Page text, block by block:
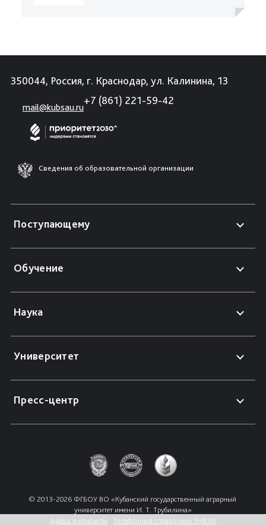
350044, Россия, г. Краснодар, ул. Калинина, 13
mail@kubsau.ru
+7 (861) 221-59-42
Сведения об образовательной организации
Поступающему
Обучение
Наука
Университет
Пресс-центр
© 2013-2026 ФГБОУ ВО «Кубанский государственный аграрный
университет имени И. Т. Трубилина»
Адреса и контакты
Телефонный справочник КубГАУ